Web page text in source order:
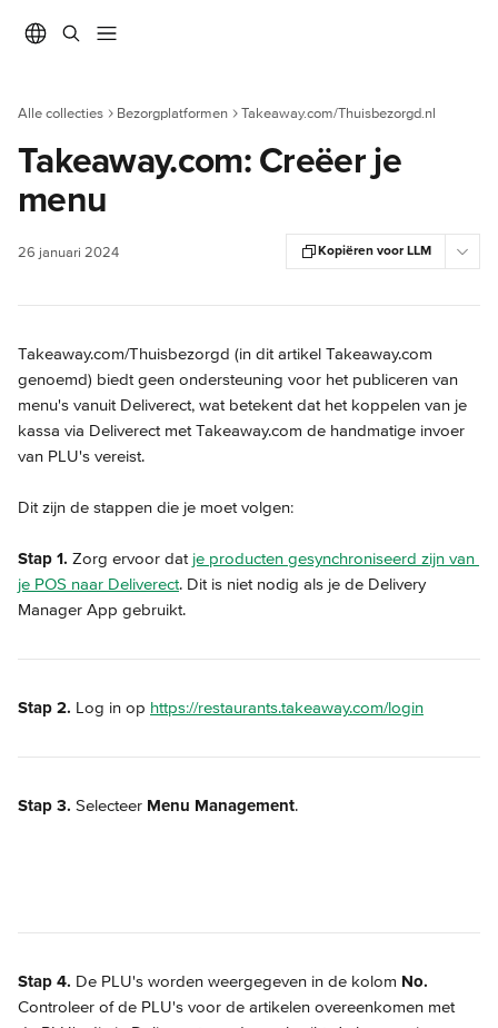
Alle collecties Bezorgplatformen Takeaway.com/Thuisbezorgd.nl
Takeaway.com: Creëer je
menu
26 januari 2024 Kopiëren voor LLM
Takeaway.com/Thuisbezorgd (in dit artikel Takeaway.com
genoemd) biedt geen ondersteuning voor het publiceren van
menu's vanuit Deliverect, wat betekent dat het koppelen van je
kassa via Deliverect met Takeaway.com de handmatige invoer
van PLU's vereist.
Dit zijn de stappen die je moet volgen:
Stap 1. Zorg ervoor dat je producten gesynchroniseerd zijn van
je POS naar Deliverect. Dit is niet nodig als je de Delivery
Manager App gebruikt.
Stap 2. Log in op https://restaurants.takeaway.com/login
Stap 3. Selecteer Menu Management.
Stap 4. De PLU's worden weergegeven in de kolom No.
Controleer of de PLU's voor de artikelen overeenkomen met